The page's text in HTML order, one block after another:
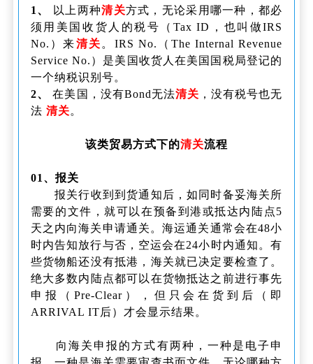
1、
以上两种清关方式，无论采用哪一种，都必
须用美国收货人的税号（Tax ID，也叫做IRS
No.）来清关 。IRS No.（The Internal Revenue
Service No.）是美国收货人在美国国税局登记的
一个纳税识别号。
2、
在美国，没有Bond无法清关 ，没有税号也无
法 清关。
该类贸易方式下的清关流程
01、报关
报关行收到到货通知后，如同时备妥海关所
需要的文件，就可以在预备到港或抵达内陆点5
天之内向海关申请通关。海运通关通常会在48小
时内告知放行与否，空运会在24小时内通知。有
些货物船还没有抵港，海关就已决定要检查了。
绝大多数内陆点都可以在货物抵达之前进行事先
申报（Pre-Clear），但只会在货到后（即
ARRIVAL IT后）才会显示结果。
向海关申报的方式有两种，一种是电子申